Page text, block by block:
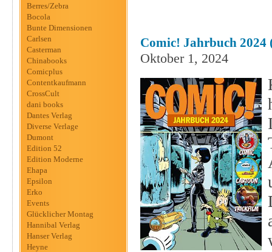
Berres/Zebra
Bocola
Bunte Dimensionen
Carlsen
Casterman
Chinabooks
Comicplus
Contentkaufmann
CrossCult
dani books
Dantes Verlag
Diverse Verlage
Dumont
Edition 52
Edition Moderne
Ehapa
Epsilon
Erko
Events
Glücklicher Montag
Hannibal Verlag
Hanser Verlag
Heyne
Comic! Jahrbuch 2024
Oktober 1, 2024